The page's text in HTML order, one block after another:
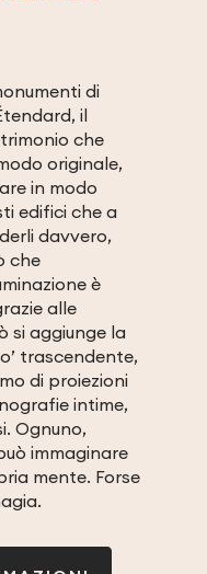
di
il
che
originale,
in modo
edifici che a
davvero,
che
è
alle
si aggiunge la
trascendente,
di proiezioni
intime,
Ognuno,
immaginare
mente. Forse